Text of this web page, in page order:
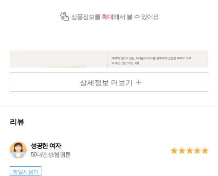
상품정보를 확대해서 볼 수 있어요
상세정보 더보기
리뷰
성공한 여자
50대/건성/봄 웜톤
한달사용기